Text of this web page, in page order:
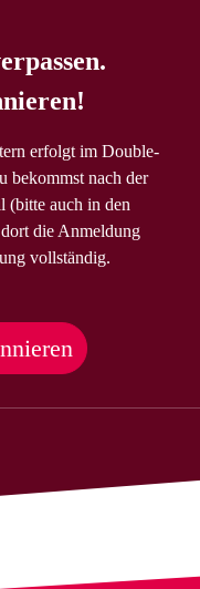
erfolgt im Double-
bekommst nach der
(bitte auch in den
die Anmeldung
vollständig.